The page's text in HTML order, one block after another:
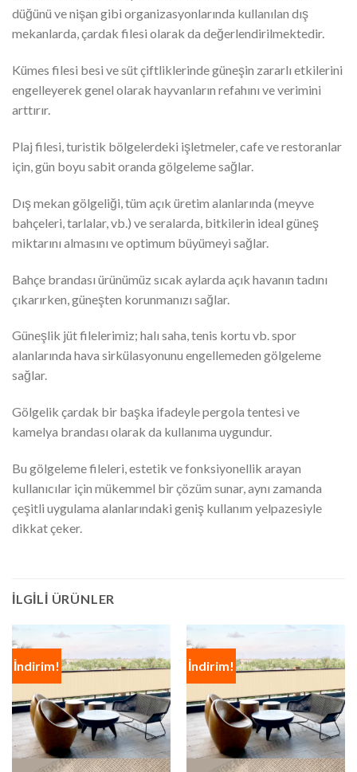
düğünü ve nişan gibi organizasyonlarında kullanılan dış
mekanlarda, çardak filesi olarak da değerlendirilmektedir.
Kümes filesi besi ve süt çiftliklerinde güneşin zararlı etkilerini
engelleyerek genel olarak hayvanların refahını ve verimini
arttırır.
Plaj filesi, turistik bölgelerdeki işletmeler, cafe ve restoranlar
için, gün boyu sabit oranda gölgeleme sağlar.
Dış mekan gölgeliği, tüm açık üretim alanlarında (meyve
bahçeleri, tarlalar, vb.) ve seralarda, bitkilerin ideal güneş
miktarını almasını ve optimum büyümeyi sağlar.
Bahçe brandası ürünümüz sıcak aylarda açık havanın tadını
çıkarırken, güneşten korunmanızı sağlar.
Güneşlik jüt filelerimiz; halı saha, tenis kortu vb. spor
alanlarında hava sirkülasyonunu engellemeden gölgeleme
sağlar.
Gölgelik çardak bir başka ifadeyle pergola tentesi ve
kamelya brandası olarak da kullanıma uygundur.
Bu gölgeleme fileleri, estetik ve fonksiyonellik arayan
kullanıcılar için mükemmel bir çözüm sunar, aynı zamanda
çeşitli uygulama alanlarındaki geniş kullanım yelpazesiyle
dikkat çeker.
İLGILI ÜRÜNLER
İndirim! İndirim!